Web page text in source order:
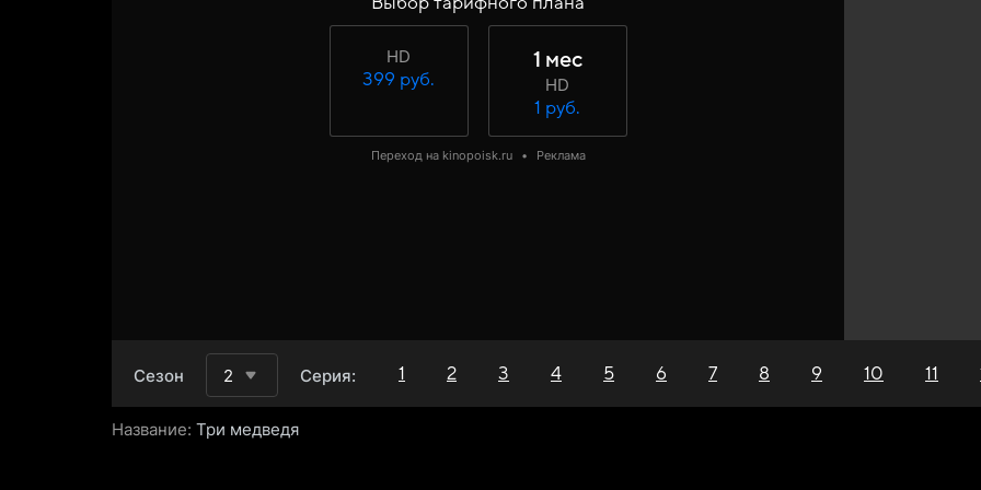
HD
399 руб.
1 мес
HD
1 руб.
Переход на kinopoisk.ru • Реклама
Сезон 2 Серия: 1 2 3 4 5 6 7 8 9 10 11
Название: Три медведя